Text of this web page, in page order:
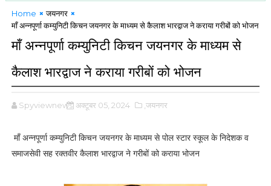
Home
जयनगर
माँ अन्नपूर्णा कम्युनिटी किचन जयनगर के माध्यम से कैलाश भारद्वाज ने कराया गरीबों को भोजन
माँ अन्नपूर्णा कम्युनिटी किचन जयनगर के माध्यम से
कैलाश भारद्वाज ने कराया गरीबों को भोजन
Spyviewnews अक्टूबर 05, 2024 ,जयनगर
माँ अन्नपूर्णा कम्युनिटी किचन जयनगर के माध्यम से पोल स्टार स्कूल के निदेशक व
समाजसेवी सह रक्तवीर कैलाश भारद्वाज ने गरीबों को कराया भोजन